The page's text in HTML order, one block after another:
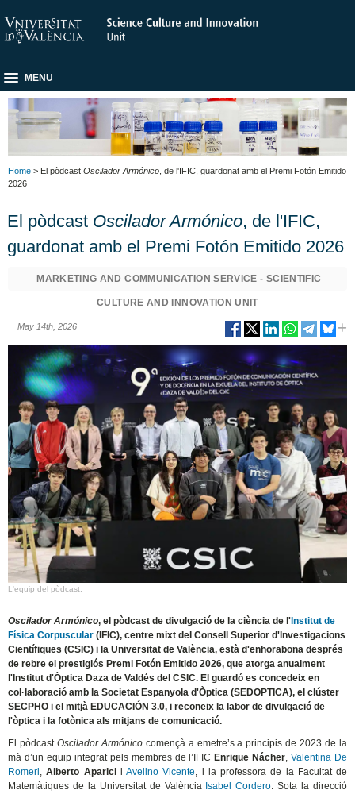
MENU
Home > El pòdcast Oscilador Armónico , de l'IFIC, guardonat amb el Premi Fotón Emitido
2026
El pòdcast Oscilador Armónico, de l'IFIC,
guardonat amb el Premi Fotón Emitido 2026
MARKETING AND COMMUNICATION SERVICE - SCIENTIFIC
CULTURE AND INNOVATION UNIT
May 14th, 2026
L'equip del pòdcast.
Oscilador Armónico, el pòdcast de divulgació de la ciència de l' Institut de
Física Corpuscular (IFIC), centre mixt del Consell Superior d'Investigacions
Científiques (CSIC) i la Universitat de València, està d'enhorabona després
de rebre el prestigiós Premi Fotón Emitido 2026, que atorga anualment
l'Institut d'Òptica Daza de Valdés del CSIC. El guardó es concedeix en
col·laboració amb la Societat Espanyola d'Òptica (SEDOPTICA), el clúster
SECPHO i el mitjà EDUCACIÓN 3.0, i reconeix la labor de divulgació de
l'òptica i la fotònica als mitjans de comunicació.
El pòdcast Oscilador Armónicocomençà a emetre’s a principis de 2023 de la
mà d’un equip integrat pels membres de l’IFIC Enrique Nácher,Valentina De
Romeri,Alberto ApariciiAvelino Vicente, i la professora de la Facultat de
Matemàtiques de la Universitat de València Isabel Cordero. Sota la direcció